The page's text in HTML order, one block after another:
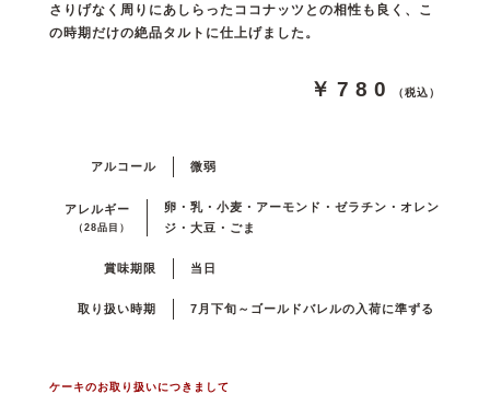
さりげなく周りにあしらったココナッツとの相性も良く、こ
の時期だけの絶品タルトに仕上げました。
￥780 （税込）
アルコール 微弱
アレルギー
（28品目）
卵・乳・小麦・アーモンド・ゼラチン・オレン
ジ・大豆・ごま
賞味期限 当日
取り扱い時期 7月下旬～ゴールドバレルの入荷に準ずる
ケーキのお取り扱いにつきまして